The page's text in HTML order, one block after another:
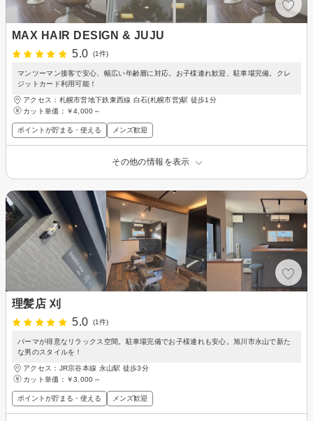
MAX HAIR DESIGN & JUJU
5.0
(1件)
マンツーマン接客で安心、幅広い年齢層に対応。お子様連れ歓迎、駐車場完備。クレ
ジットカード利用可能！
アクセス：札幌市営地下鉄東西線 白石(札幌市営)駅 徒歩1分
カット単価： ￥4,000～
ポイントが貯まる・使える メンズ歓迎
その他の情報を表示
理髪店 刈
5.0
(1件)
パーマが得意なリラックス空間。駐車場完備でお子様連れも安心。旭川市永山で新た
な男のスタイルを！
アクセス：JR宗谷本線 永山駅 徒歩3分
カット単価： ￥3,000～
ポイントが貯まる・使える メンズ歓迎